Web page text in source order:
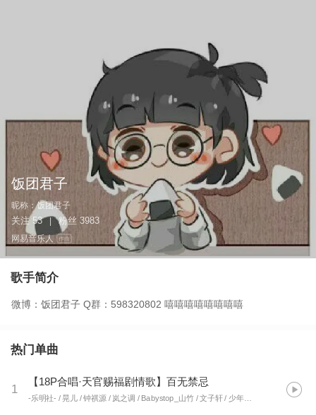
饭团君子
昵称：饭团君子
关注 53 粉丝 3983
网易音乐人 作曲
歌手简介
微博：饭团君子 Q群：598320802 嘻嘻嘻嘻嘻嘻嘻嘻
热门单曲
1
【18P合唱·天官赐福剧情歌】百无禁忌
-乐明社- / 晃儿 / 钟祺源 / 岚之调 / Babystop_山竹 / 文子轩 / 少年霜 / 江南诚 / 裂天 / 徐远书 / 琴酒蜀黍 / W.K. / 饭团君子 / 林牧遥 / 佑旻yomi / 孤曲十九 / 阿念Kies / shelly雪菜